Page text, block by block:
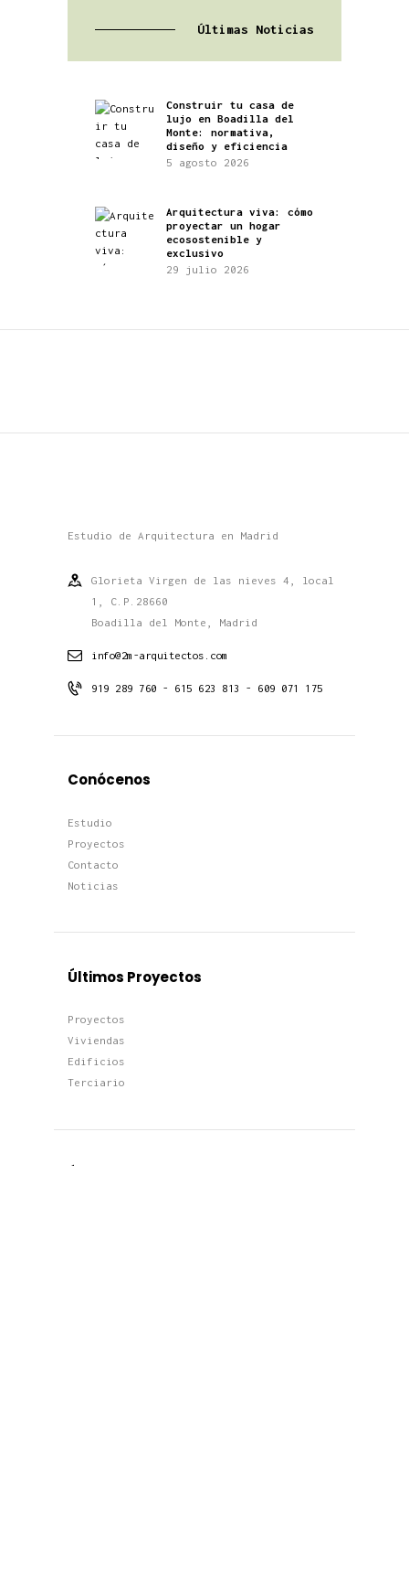
Últimas Noticias
Construir tu casa de
lujo en Boadilla del
Monte: normativa,
diseño y eficiencia
5 agosto 2026
Arquitectura viva: cómo
proyectar un hogar
ecosostenible y
exclusivo
29 julio 2026
Estudio de Arquitectura en Madrid
Glorieta Virgen de las nieves 4, local
1, C.P.28660
Boadilla del Monte, Madrid
info@2m-arquitectos.com
919 289 760 - 615 623 813 - 609 071 175
Conócenos
Estudio
Proyectos
Contacto
Noticias
Últimos Proyectos
Proyectos
Viviendas
Edificios
Terciario